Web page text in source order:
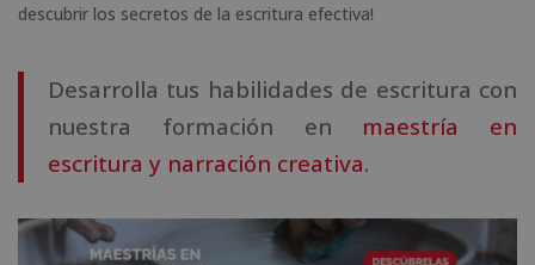
descubrir los secretos de la escritura efectiva!
Desarrolla tus habilidades de escritura con
nuestra formación en maestría en
escritura y narración creativa.